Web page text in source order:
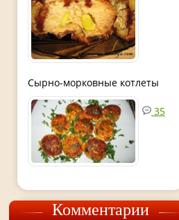
Сырно-морковные котлеты
35
Комментарии